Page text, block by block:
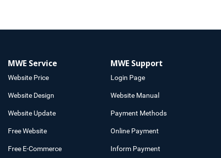
MWE Service
Website Price
Website Design
Website Update
Free Website
Free E-Commerce
MWE Support
Login Page
Website Manual
Payment Methods
Online Payment
Inform Payment